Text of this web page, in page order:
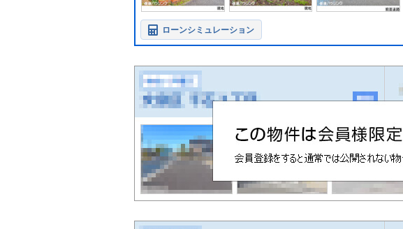
ローンシミュレーション